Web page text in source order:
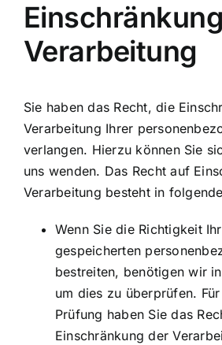
Verarbeitung
Sie haben das Recht, die
Verarbeitung Ihrer
verlangen. Hierzu können Sie
uns wenden. Das Recht auf
Verarbeitung besteht in
Wenn Sie die Richtigkeit
gespeicherten
bestreiten, benötigen wir
um dies zu überprüfen.
Prüfung haben Sie das
Einschränkung der